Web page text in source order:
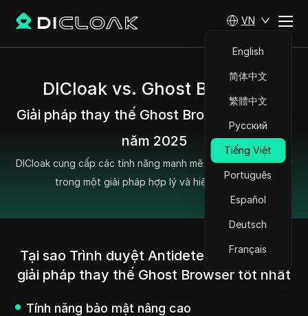
VN
English
简体中文
繁體中文
Русский
Tiếng Việt
Português
Español
Deutsch
Français
DICloak vs. Ghost Browser
Giải pháp thay thế Ghost Browser tốt nhất
năm 2025
DICloak cung cấp các tính năng mạnh mẽ của Ghost Browser
trong một giải pháp hợp lý và hiệu quả hơn.
Tại sao Trình duyệt Antidetect DICloak là
giải pháp thay thế Ghost Browser tốt nhất
Tính năng bảo mật nâng cao